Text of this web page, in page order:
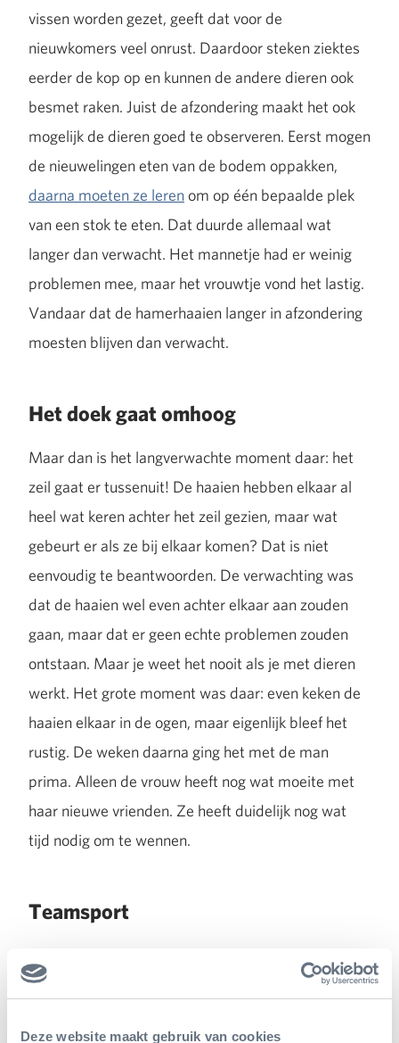
Deze website maakt gebruik van cookies
vissen worden gezet, geeft dat voor de
nieuwkomers veel onrust. Daardoor steken ziektes
eerder de kop op en kunnen de andere dieren ook
besmet raken. Juist de afzondering maakt het ook
mogelijk de dieren goed te observeren. Eerst mogen
de nieuwelingen eten van de bodem oppakken,
daarna moeten ze leren om op één bepaalde plek
van een stok te eten. Dat duurde allemaal wat
langer dan verwacht. Het mannetje had er weinig
problemen mee, maar het vrouwtje vond het lastig.
Vandaar dat de hamerhaaien langer in afzondering
moesten blijven dan verwacht.
Het doek gaat omhoog
Maar dan is het langverwachte moment daar: het
zeil gaat er tussenuit! De haaien hebben elkaar al
heel wat keren achter het zeil gezien, maar wat
gebeurt er als ze bij elkaar komen? Dat is niet
eenvoudig te beantwoorden. De verwachting was
dat de haaien wel even achter elkaar aan zouden
gaan, maar dat er geen echte problemen zouden
ontstaan. Maar je weet het nooit als je met dieren
werkt. Het grote moment was daar: even keken de
haaien elkaar in de ogen, maar eigenlijk bleef het
rustig. De weken daarna ging het met de man
prima. Alleen de vrouw heeft nog wat moeite met
haar nieuwe vrienden. Ze heeft duidelijk nog wat
tijd nodig om te wennen.
Teamsport
duikers het bassin in om deze klus te klaren. Twee